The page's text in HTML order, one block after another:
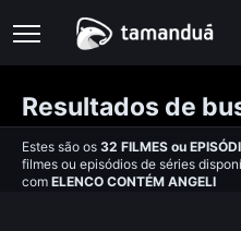
Resultados de
Estes são os 32 FILMES ou
filmes ou episódios de séries
com ELENCO CONTÉM ANGELI